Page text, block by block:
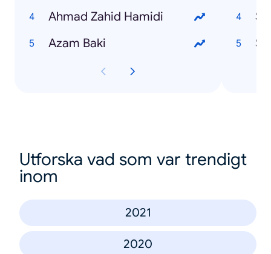
Ahmad Zahid Hamidi
Azam Baki
Utforska vad som var trendigt
inom
2021
2020